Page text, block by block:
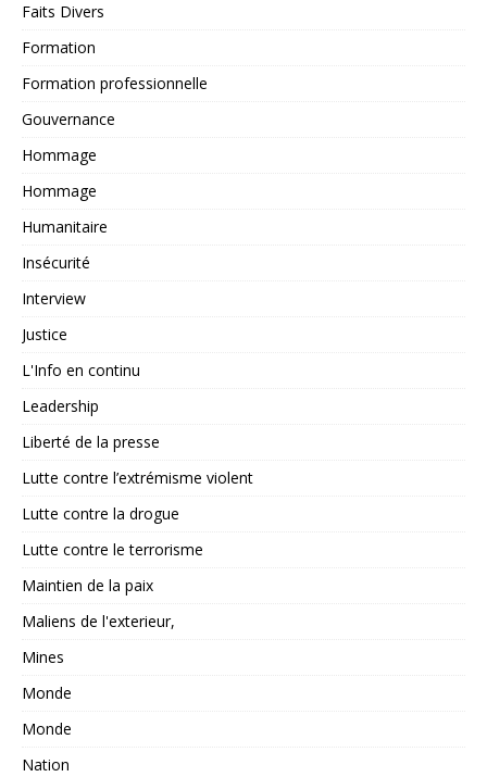
Faits Divers
Formation
Formation professionnelle
Gouvernance
Hommage
Hommage
Humanitaire
Insécurité
Interview
Justice
L'Info en continu
Leadership
Liberté de la presse
Lutte contre l’extrémisme violent
Lutte contre la drogue
Lutte contre le terrorisme
Maintien de la paix
Maliens de l'exterieur,
Mines
Monde
Monde
Nation